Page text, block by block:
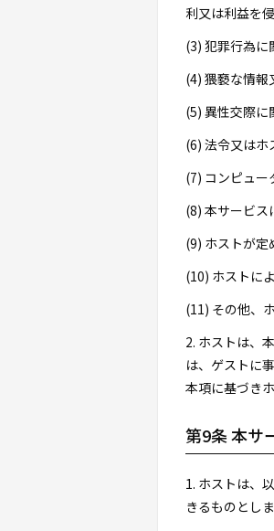
利又は利益を
(3) 犯罪行為
(4) 猥褻な情
(5) 異性交際に
(6) 法令又は
(7) コンピュ
(8) 本サービ
(9) ホストが
(10) ホストに
(11) その他、
2. ホストは、
は、ゲストに
本項に基づき
第9条 本サ
1. ホストは、
きるものとしま